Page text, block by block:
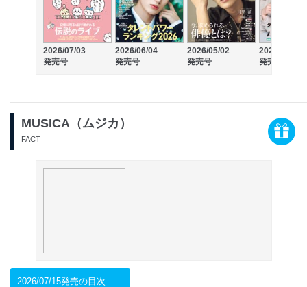
2026/07/03
発売号
2026/06/04
発売号
2026/05/02
発売号
2026/04/03
発売号
MUSICA（ムジカ）
FACT
2026/07/15発売の目次